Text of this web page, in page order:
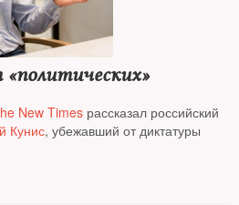
New Times рассказал российский
Кунис, убежавший от диктатуры